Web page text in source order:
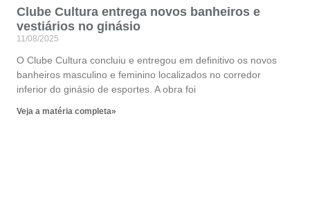
Clube Cultura entrega novos banheiros e
vestiários no ginásio
11/08/2025
O Clube Cultura concluiu e entregou em definitivo os novos
banheiros masculino e feminino localizados no corredor
inferior do ginásio de esportes. A obra foi
Veja a matéria completa»